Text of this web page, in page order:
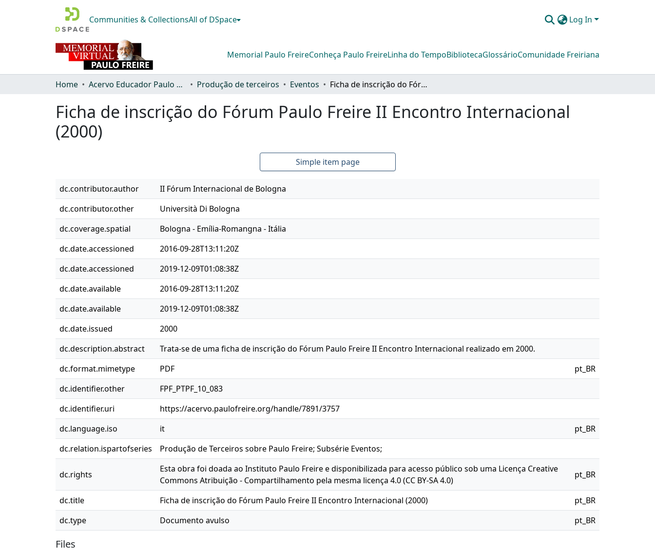
Communities & CollectionsAll of DSpace Log In
Memorial Paulo FreireConheça Paulo FreireLinha do TempoBibliotecaGlossárioComunidade Freiriana
Home Acervo Educador Paulo Freire Produção de terceiros Eventos Ficha de inscrição do Fórum Paulo Freire II Encontro Internacional (2000)
Ficha de inscrição do Fórum Paulo Freire II Encontro Internacional
(2000)
Simple item page
dc.contributor.author
II Fórum Internacional de Bologna
dc.contributor.other
Università Di Bologna
dc.coverage.spatial
Bologna - Emília-Romangna - Itália
dc.date.accessioned
2016-09-28T13:11:20Z
dc.date.accessioned
2019-12-09T01:08:38Z
dc.date.available
2016-09-28T13:11:20Z
dc.date.available
2019-12-09T01:08:38Z
dc.date.issued
2000
dc.description.abstract
Trata-se de uma ficha de inscrição do Fórum Paulo Freire II Encontro Internacional realizado em 2000.
dc.format.mimetype
PDF
pt_BR
dc.identifier.other
FPF_PTPF_10_083
dc.identifier.uri
https://acervo.paulofreire.org/handle/7891/3757
dc.language.iso
it
pt_BR
dc.relation.ispartofseries
Produção de Terceiros sobre Paulo Freire; Subsérie Eventos;
dc.rights
Esta obra foi doada ao Instituto Paulo Freire e disponibilizada para acesso público sob uma Licença Creative
Commons Atribuição - Compartilhamento pela mesma licença 4.0 (CC BY-SA 4.0)
pt_BR
dc.title Ficha de inscrição do Fórum Paulo Freire II Encontro Internacional (2000)
pt_BR
dc.type
Documento avulso pt_BR
Files